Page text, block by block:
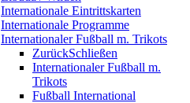
Internationale Eintrittskarten
Internationale Programme
Internationaler Fußball m. Trikots
ZurückSchließen
Internationaler Fußball m.
Trikots
Fußball International